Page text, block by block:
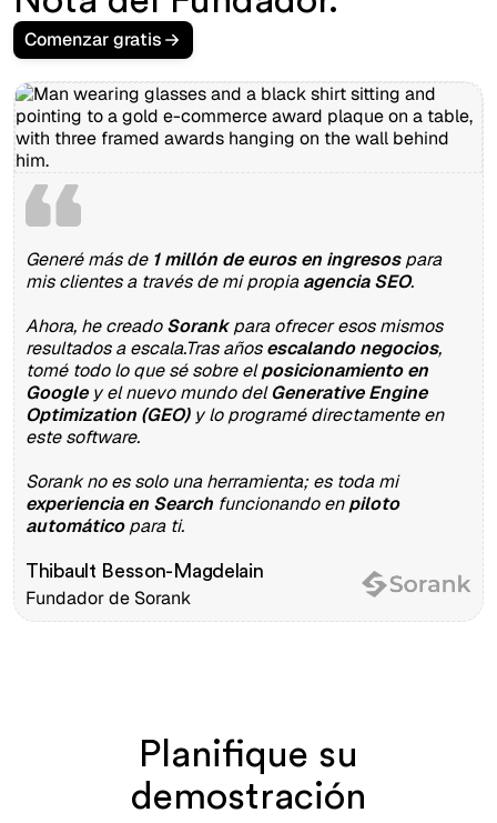
Comenzar gratis
Generé más de 1 millón de euros en ingresospara
mis clientes a través de mi propiaagencia SEO.
Ahora, he creadoSorankpara ofrecer esos mismos
resultados a escala.Tras añosescalando negocios,
tomé todo lo que sé sobre elposicionamiento en
Googley el nuevo mundo delGenerative Engine
Optimization (GEO)y lo programé directamente en
este software.
Sorank no es solo una herramienta; es toda mi
experiencia en Search funcionando enpiloto
automáticopara ti.
Thibault Besson-Magdelain
Fundador de Sorank
Planifique su
demostración